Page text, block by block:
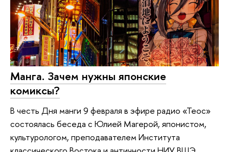
Манга. Зачем нужны японские
комиксы?
В честь Дня манги 9 февраля в эфире радио «Теос»
состоялась беседа с Юлией Магерой, японистом,
культурологом, преподавателем Института